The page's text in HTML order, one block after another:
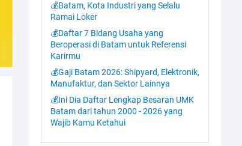
💰Batam, Kota Industri yang Selalu
Ramai Loker
💰Daftar 7 Bidang Usaha yang
Beroperasi di Batam untuk Referensi
Karirmu
💰Gaji Batam 2026: Shipyard, Elektronik,
Manufaktur, dan Sektor Lainnya
💰Ini Dia Daftar Lengkap Besaran UMK
Batam dari tahun 2000 - 2026 yang
Wajib Kamu Ketahui